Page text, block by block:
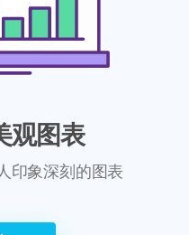
观图表
印象深刻的图表